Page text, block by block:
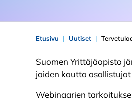
Etusivu Uutiset
Suomen Yrittäjäopisto
joiden kautta
Webinaarien